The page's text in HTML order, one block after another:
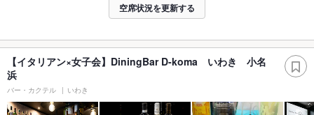
空席状況を更新する
【イタリアン×女子会】DiningBar D-koma いわき 小名
浜
バー・カクテル いわき